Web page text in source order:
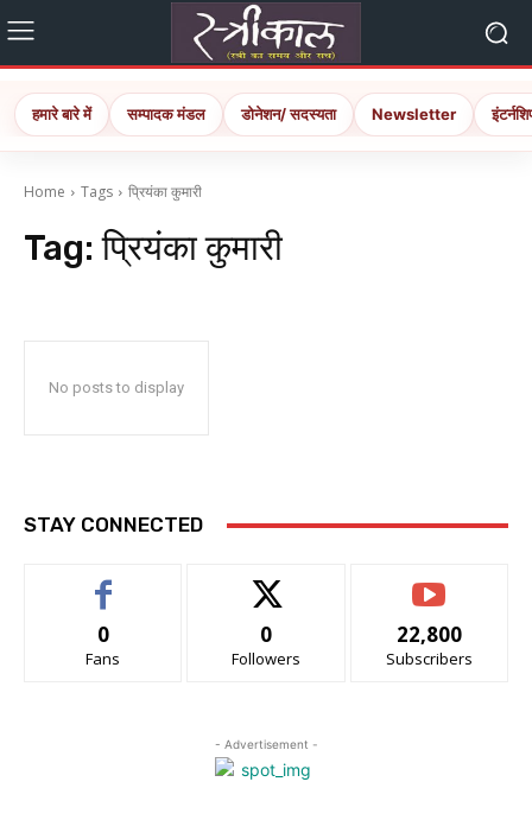
हमारे बारे में सम्पादक मंडल डोनेशन/ सदस्यता Newsletter
Home Tags प्रियंका कुमारी
Tag:प्रियंका कुमारी
No posts to display
STAY CONNECTED
0
Fans
0
Followers
22,800
Subscribers
- Advertisement -